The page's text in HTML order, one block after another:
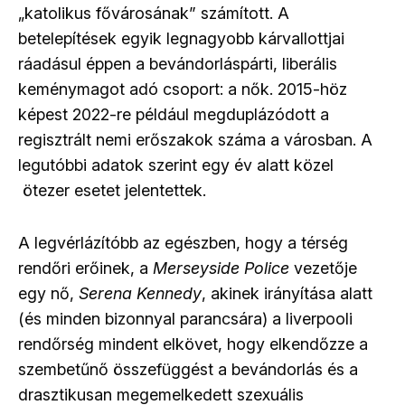
„katolikus fővárosának” számított. A
betelepítések egyik legnagyobb kárvallottjai
ráadásul éppen a bevándorláspárti, liberális
keménymagot adó csoport: a nők. 2015-höz
képest 2022-re például megduplázódott a
regisztrált nemi erőszakok száma a városban. A
legutóbbi adatok szerint egy év alatt közel
ötezer esetet jelentettek.
A legvérlázítóbb az egészben, hogy a térség
rendőri erőinek, a Merseyside Police vezetője
egy nő, Serena Kennedy, akinek irányítása alatt
(és minden bizonnyal parancsára) a liverpooli
rendőrség mindent elkövet, hogy elkendőzze a
szembetűnő összefüggést a bevándorlás és a
drasztikusan megemelkedett szexuális